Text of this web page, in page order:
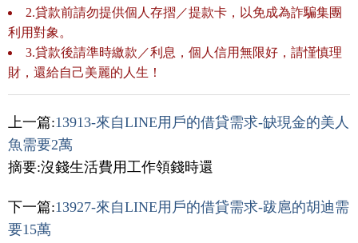
2.貸款前請勿提供個人存摺／提款卡，以免成為詐騙集團
利用對象。
3.貸款後請準時繳款／利息，個人信用無限好，請慬慎理
財，還給自己美麗的人生！
上一篇:13913-來自LINE用戶的借貸需求-缺現金的美人
魚需要2萬
摘要:沒錢生活費用工作領錢時還
下一篇:13927-來自LINE用戶的借貸需求-跋扈的胡迪需
要15萬